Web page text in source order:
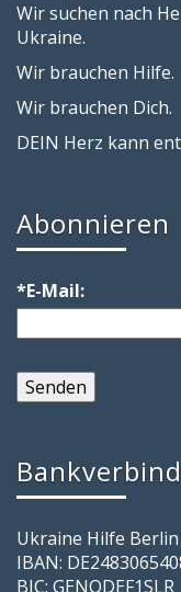
Wir suchen nach
Ukraine.
Wir brauchen Hilfe.
Wir brauchen Dich.
DEIN Herz kann
Abonnieren
*E-Mail:
Ukraine Hilfe Berlin
IBAN:
BIC: GENODEF1SLR